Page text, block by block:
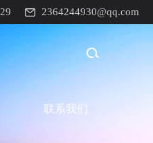
2364244930@qq.com
联系我们